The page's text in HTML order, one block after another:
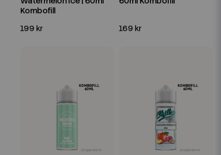
Kombofill
199 kr
169 kr